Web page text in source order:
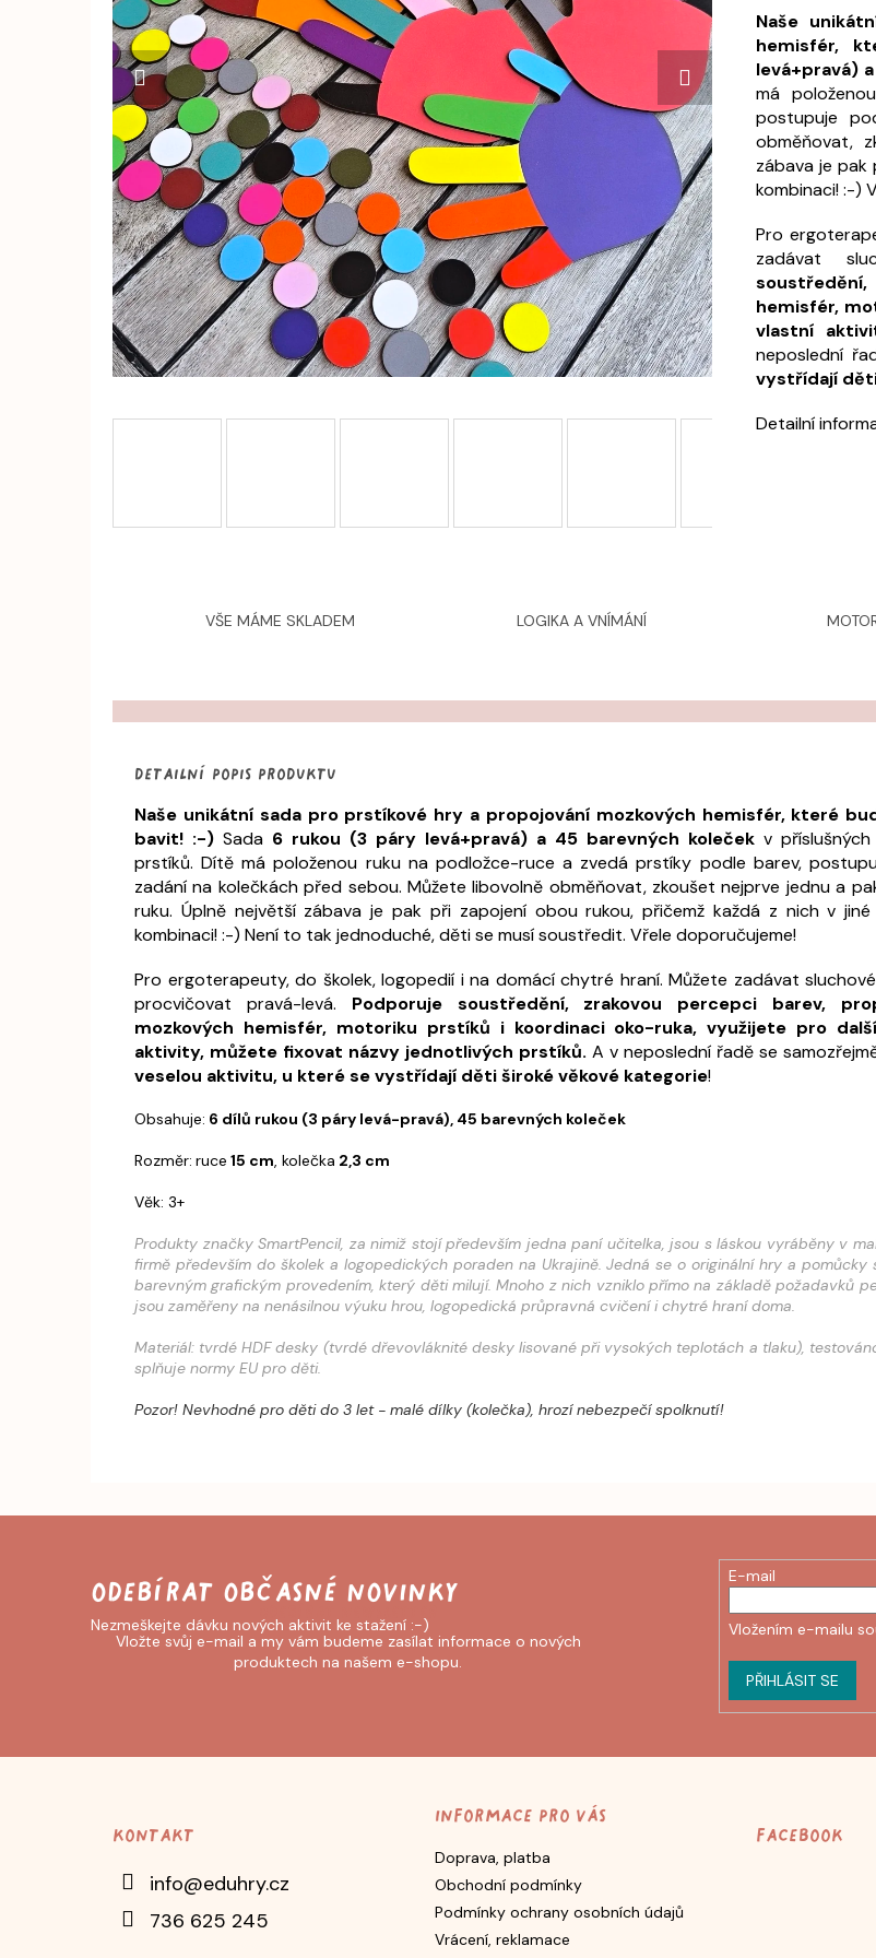
Naše
hemisfér,
levá+pravá)
má
postupuje
obměňovat,
zábava je pak
kombinaci! :-)
Pro
zadávat
hemisfér,
vlastní
neposlední
vystřídají
Detailní
VŠE MÁME SKLADEM LOGIKA A VNÍMÁNÍ
Detailní popis produktu
Naše unikátní sada pro prstíkové hry a propojování mozkových hemisfér, které
bavit! :-)Sada 6 rukou (3 páry levá+pravá) a 45 barevných koleček v
prstíků. Dítě má položenou ruku na podložce-ruce a zvedá prstíky podle barev,
zadání na kolečkách před sebou. Můžete libovolně obměňovat, zkoušet nejprve jednu a
ruku. Úplně největší zábava je pak při zapojení obou rukou, přičemž každá z nich v jiné
kombinaci! :-) Není to tak jednoduché, děti se musí soustředit. Vřele doporučujeme!
Pro ergoterapeuty, do školek, logopedií i na domácí chytré hraní. Můžete zadávat
procvičovat pravá-levá. Podporuje soustředění, zrakovou percepci barev,
mozkových hemisfér, motoriku prstíků i koordinaci oko-ruka, využijete pro
aktivity, můžete fixovat názvy jednotlivých prstíků.A v neposlední řadě se
veselou aktivitu, u které se vystřídají děti široké věkové kategorie!
Obsahuje: 6 dílů rukou (3 páry levá-pravá), 45 barevných koleček
Rozměr: ruce 15 cm, kolečka 2,3 cm
Věk: 3+
Produkty značky SmartPencil, za nimiž stojí především jedna paní učitelka, jsou s láskou vyráběny v
firmě především do školek a logopedických poraden na Ukrajině. Jedná se o originální hry a pomůcky
barevným grafickým provedením, který děti milují. Mnoho z nich vzniklo přímo na základě požadavků
jsou zaměřeny na nenásilnou výuku hrou, logopedická průpravná cvičení i chytré hraní doma.
Materiál: tvrdé HDF desky (tvrdé dřevovláknité desky lisované při vysokých teplotách a tlaku),
splňuje normy EU pro děti.
Pozor! Nevhodné pro děti do 3 let - malé dílky (kolečka), hrozí nebezpečí spolknutí!
Vložte svůj e-mail a my vám budeme zasílat informace o nových
produktech na našem e-shopu.
E-mail
Vložením e-mailu
PŘIHLÁSIT SE
Kontakt
info@eduhry.cz
736 625 245
Informace pro vás
Doprava, platba
Obchodní podmínky
Podmínky ochrany osobních údajů
Vrácení, reklamace
Facebook